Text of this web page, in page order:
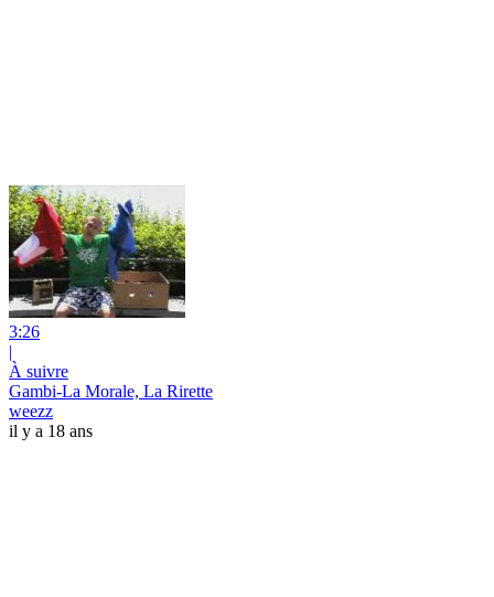
3:26
|
À suivre
Gambi-La Morale, La Rirette
weezz
il y a 18 ans